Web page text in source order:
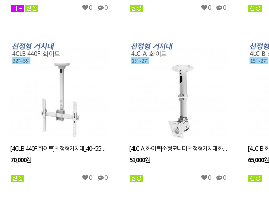
0 0 0 0
[4CLB-440F-화이트]천정형거치대_40~55인치/봉높이560~910mm
70,000원
0 0
[4LC-A-화이트]소형모니터 천정형거치대 화이트_15~27인치/봉높이 300~500
53,000원
0 0
65,000원